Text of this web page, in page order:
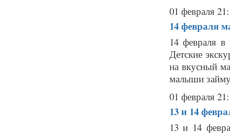
01 февраля
14 февраля
14 февраля
Детские
на вкусный
малыши
01 февраля
13 и 14
13 и 14